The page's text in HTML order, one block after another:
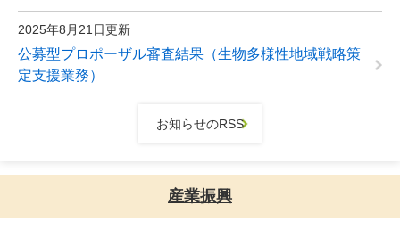
2025年8月21日更新
公募型プロポーザル審査結果（生物多様性地域戦略策
定支援業務）
お知らせのRSS
産業振興